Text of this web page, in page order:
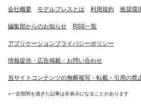
会社概要 モデルプレスとは 利用規約 推奨環
編集部からのお知らせ RSS一覧
アプリケーションプライバシーポリシー
情報提供・広告掲載・お問い合わせ
当サイトコンテンツの無断複写・転載・引用の禁
※一定期間を過ぎた記事は非表示になることがあります